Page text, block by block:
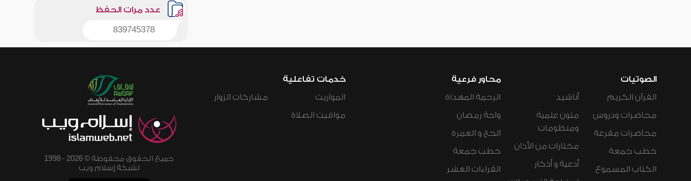
عدد مرات الحفظ
839745378
الصوتيات
القرآن الكريم
محاضرات ودروس
محاضرات مفرغة
خطب جمعة
الكتاب المسموع
أناشيد
متون علمية
ومنظومات
مختارات من الأذان
أدعية و أذكار
محاور فرعية
الرحمة المهداة
واحة رمضان
الحج و العمرة
خطب جمعة
القراءات العشر
خدمات تفاعلية
المواريث
مواقيت الصلاة
مشاركات الزوار
جميع الحقوق محفوظة © 2026 - 1998
لشبكة إسلام ويب